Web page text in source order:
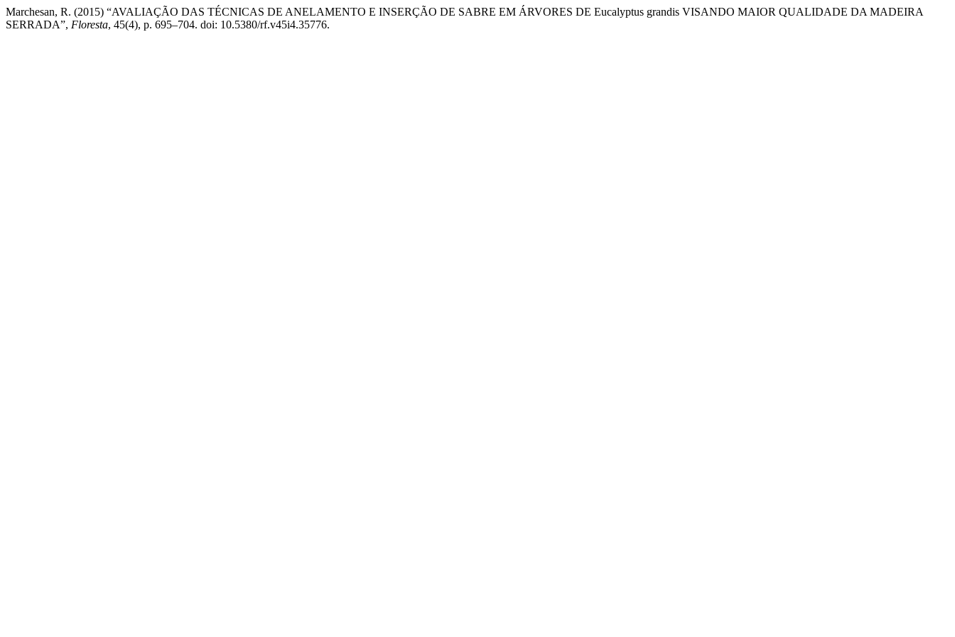
Marchesan, R. (2015) “AVALIAÇÃO DAS TÉCNICAS DE ANELAMENTO E INSERÇÃO DE SABRE EM ÁRVORES DE Eucalyptus grandis VISANDO MAIOR QUALIDADE DA MADEIRA
SERRADA”, Floresta, 45(4), p. 695–704. doi: 10.5380/rf.v45i4.35776.